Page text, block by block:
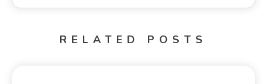
RELATED POSTS